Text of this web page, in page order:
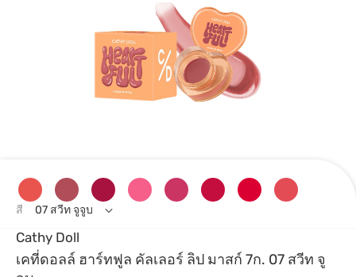
Cathy Doll
เคที่ดอลล์ ฮาร์ทฟูล คัลเลอร์ ลิป มาสก์ 7ก. 07 สวีท จู
สี 07 สวีท จูจูบ